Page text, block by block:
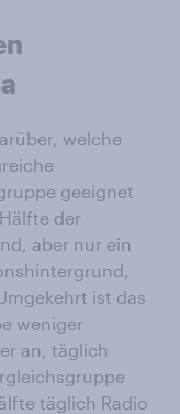
welche
geeignet
der
aber nur ein
ist das
weniger
an, täglich
täglich Radio